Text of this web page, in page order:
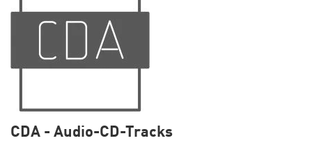
CDA - Audio-CD-Tracks